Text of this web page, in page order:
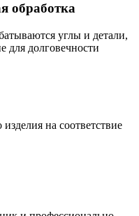
обработка
углы и детали,
для долговечности
на соответствие